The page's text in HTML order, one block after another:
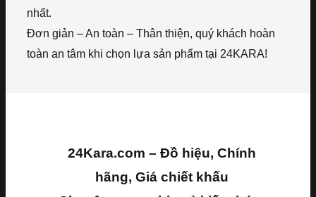
nhất.
Đơn giản – An toàn – Thân thiện, quý khách hoàn
toàn an tâm khi chọn lựa sản phẩm tại 24KARA!
24Kara.com – Đồ hiệu, Chính
hãng, Giá chiết khấu